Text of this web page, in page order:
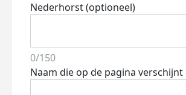
Nederhorst (optioneel)
0/150
Naam die op de pagina verschijnt